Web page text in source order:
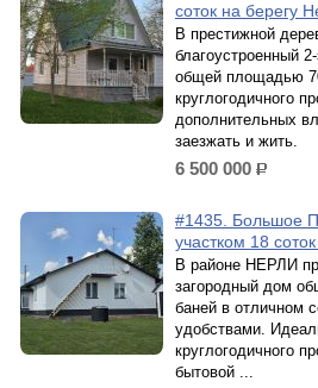
соток на берегу
В престижной
благоустроенный
общей площадью
круглогодичного
дополнительных
заезжать и жить.
6 500 000 р.
#1435. Большое
участком 18
В районе НЕРЛИ
загородный дом
баней в отличном
удобствами.
круглогодичного
бытовой ...